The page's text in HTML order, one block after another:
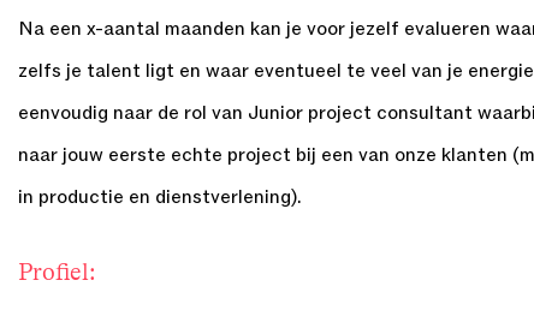
Na een x-aantal maanden kan je voor jezelf evalueren
zelfs je talent ligt en waar eventueel te veel van je
eenvoudig naar de rol van Junior project consultant
naar jouw eerste echte project bij een van onze klanten
in productie en dienstverlening).
Profiel: